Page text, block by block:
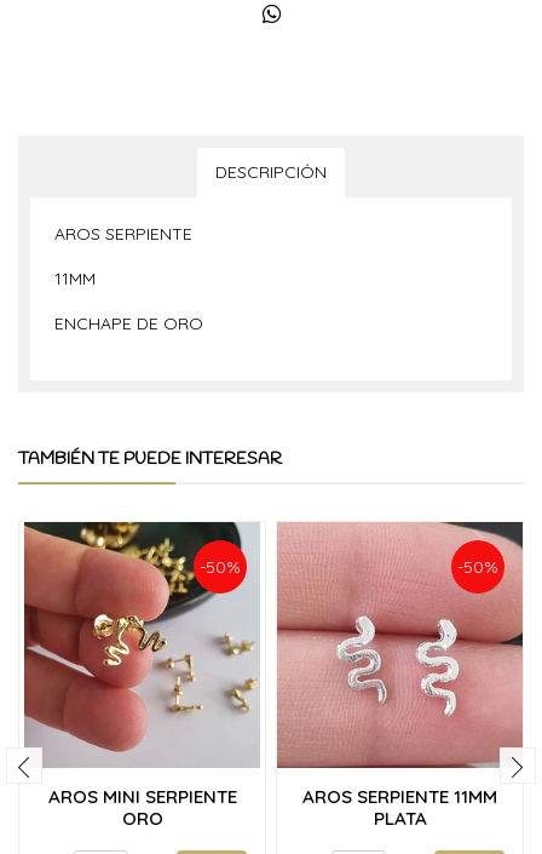
DESCRIPCIÓN
AROS SERPIENTE
11MM
ENCHAPE DE ORO
TAMBIÉN TE PUEDE INTERESAR
-50%
AROS MINI SERPIENTE
ORO
-50%
AROS SERPIENTE 11MM
PLATA